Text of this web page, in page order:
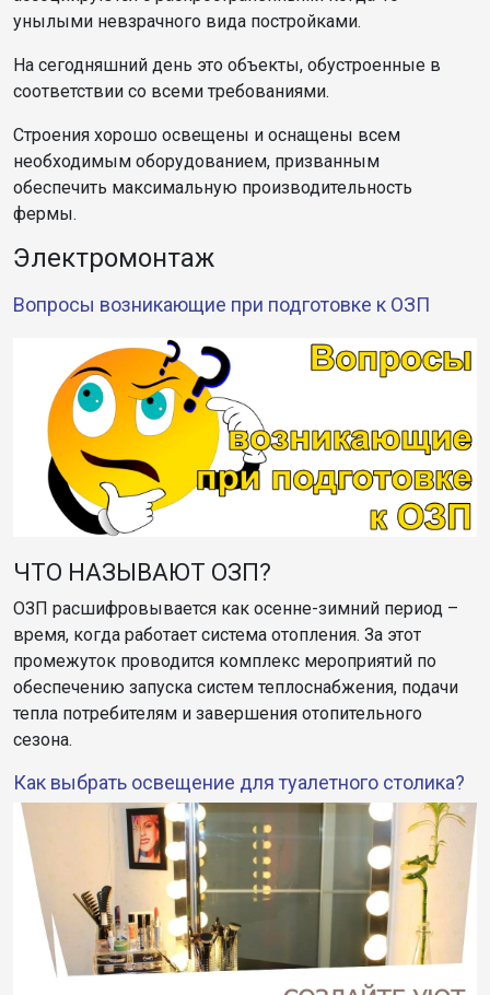
унылыми невзрачного вида постройками.
На сегодняшний день это объекты, обустроенные в
соответствии со всеми требованиями.
Строения хорошо освещены и оснащены всем
необходимым оборудованием, призванным
обеспечить максимальную производительность
фермы.
Электромонтаж
Вопросы возникающие при подготовке к ОЗП
ЧТО НАЗЫВАЮТ ОЗП?
ОЗП расшифровывается как осенне-зимний период –
время, когда работает система отопления. За этот
промежуток проводится комплекс мероприятий по
обеспечению запуска систем теплоснабжения, подачи
тепла потребителям и завершения отопительного
сезона.
Как выбрать освещение для туалетного столика?